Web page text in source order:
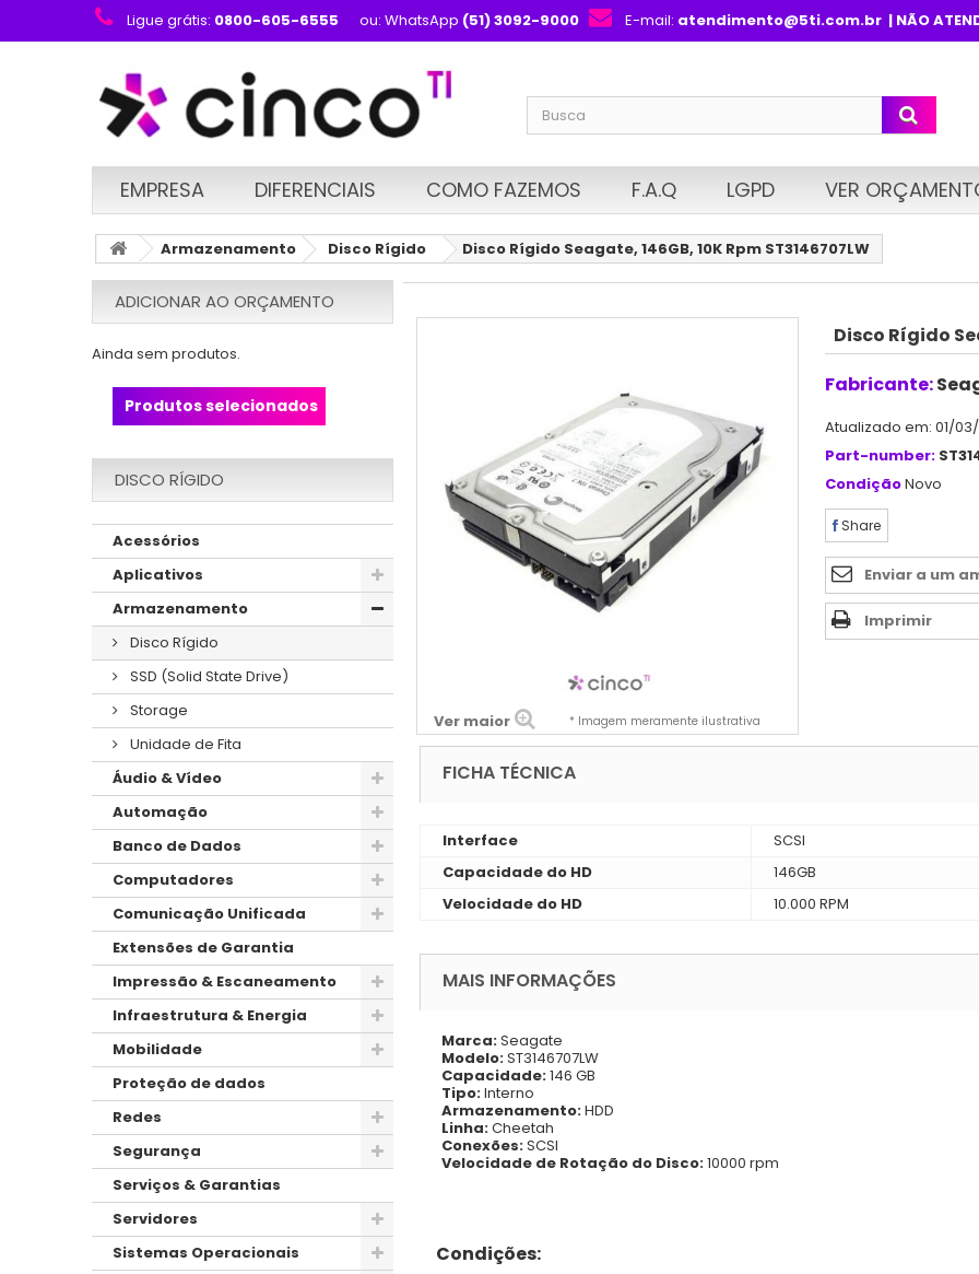
Ligue grátis: 0800-605-6555 ou: WhatsApp (51) 3092-9000 E-mail: atendimento@5ti.com.br| NÃO
EMPRESA DIFERENCIAIS COMO FAZEMOS F.A.Q LGPD VER
Armazenamento Disco Rígido Disco Rígido Seagate, 146GB, 10K Rpm ST3146707LW
ADICIONAR AO ORÇAMENTO
Ainda sem produtos.
Produtos selecionados
DISCO RÍGIDO
Acessórios
Aplicativos
Armazenamento
Disco Rígido
SSD (Solid State Drive)
Storage
Unidade de Fita
Áudio & Vídeo
Automação
Banco de Dados
Computadores
Comunicação Unificada
Extensões de Garantia
Impressão & Escaneamento
Infraestrutura & Energia
Mobilidade
Proteção de dados
Redes
Segurança
Serviços & Garantias
Servidores
Sistemas Operacionais
Ver maior * Imagem meramente ilustrativa
Disco Rígido
Fabricante:
Atualizado em: 01/03/
Part-number:
CondiçãoNovo
Share
Enviar a um
Imprimir
FICHA TÉCNICA
Interface
SCSI
Capacidade do HD
146GB
Velocidade do HD
10.000 RPM
MAIS INFORMAÇÕES
Marca:Seagate
Modelo:ST3146707LW
Capacidade:146 GB
Tipo:Interno
Armazenamento:HDD
Linha:Cheetah
Conexões:SCSI
Velocidade de Rotação do Disco:10000 rpm
Condições: